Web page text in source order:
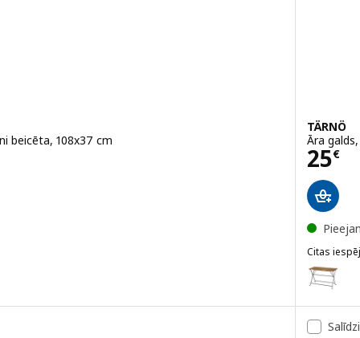
beicēta, 108x37 cm
TÄRNÖ
Āra
25€
Citas
TÄRNÖ
Variants: